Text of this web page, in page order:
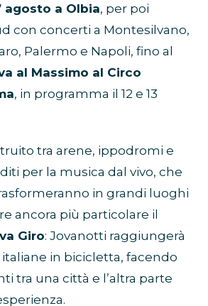
agosto a Olbia, per poi
con concerti a Montesilvano,
Palermo e Napoli, fino al
al Massimo al Circo
, in programma il 12 e 13
tra arene, ippodromi e
per la musica dal vivo, che
in grandi luoghi
ancora più particolare il
Giro: Jovanotti raggiungerà
in bicicletta, facendo
tra una città e l’altra parte